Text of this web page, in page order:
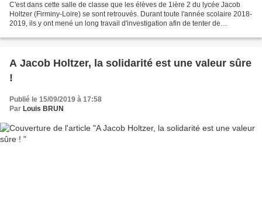
C'est dans cette salle de classe que les élèves de 1ière 2 du lycée Jacob
Holtzer (Firminy-Loire) se sont retrouvés. Durant toute l'année scolaire 2018-
2019, ils y ont mené un long travail d'investigation afin de tenter de
A Jacob Holtzer, la solidarité est une valeur sûre
!
Publié le 15/09/2019 à 17:58
Par Louis BRUN